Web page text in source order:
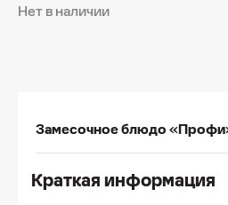
Нет в наличии
Замесочное блюдо
Краткая информация